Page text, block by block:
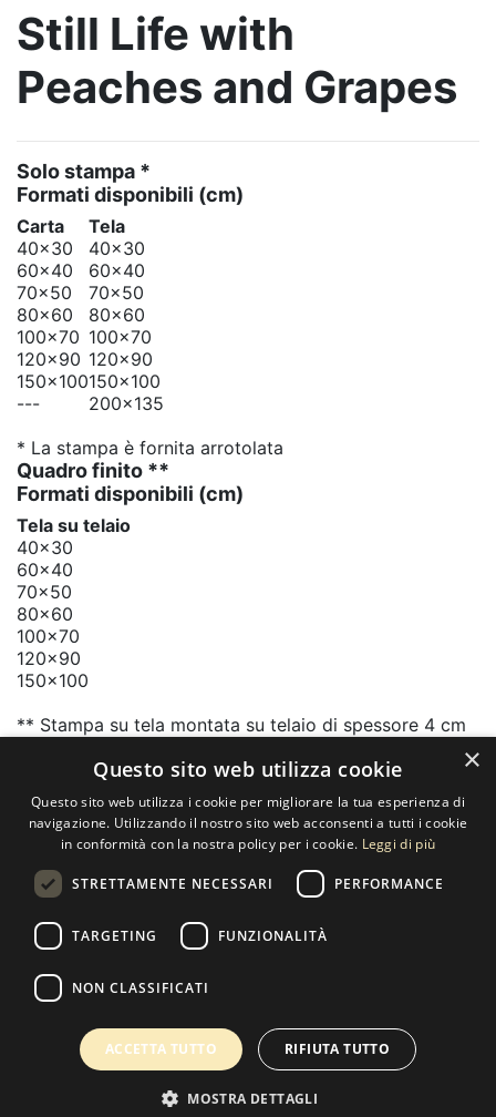
Still Life with
Peaches and Grapes
Solo stampa *
Formati disponibili (cm)
Carta
Tela
40x30
40x30
60x40
60x40
70x50
70x50
80x60
80x60
100x70 100x70
120x90 120x90
150x100150x100
---
200x135
* La stampa è fornita arrotolata
Quadro finito **
Formati disponibili (cm)
Tela su telaio
40x30
60x40
70x50
80x60
100x70
120x90
150x100
** Stampa su tela montata su telaio di spessore 4 cm
Contatti
Piazzale Cuoco, 4 - 20137 Milano
+39 02 54.669.17
Copyright 2022 Selected Artworks srl - Privacy
Powered byEmotionDesign
×
Questo sito web utilizza cookie
Questo sito web utilizza i cookie per migliorare la tua esperienza di
navigazione. Utilizzando il nostro sito web acconsenti a tutti i cookie
in conformità con la nostra policy per i cookie. Leggi di più
STRETTAMENTE NECESSARI PERFORMANCE
TARGETING FUNZIONALITÀ
NON CLASSIFICATI
ACCETTA TUTTO RIFIUTA TUTTO
MOSTRA DETTAGLI